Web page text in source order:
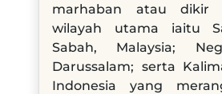
marhaban atau dikir
wilayah utama iaitu
Sabah, Malaysia;
Darussalam; serta
Indonesia yang